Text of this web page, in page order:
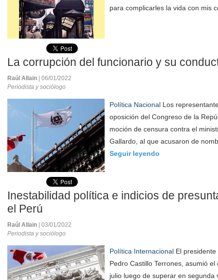
para complicarles la vida con mis
La corrupción del funcionario y su
Raúl Allain
| 06/01/2022
Periodista y sociólogo
Política Nacional Los
oposición del Congreso de la
moción de censura contra el
Gallardo, al que acusaron de
Seguir leyendo
Inestabilidad política e indicios de
el Perú
Raúl Allain
| 03/01/2022
Periodista y sociólogo
Política Internacional El
Pedro Castillo Terrones, asumió
julio luego de superar en segunda